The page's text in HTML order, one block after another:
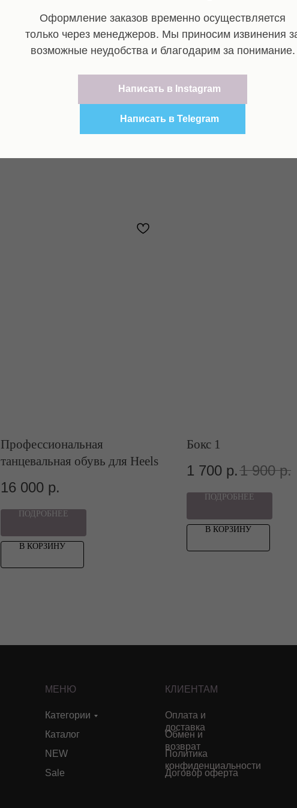
Оформление заказов временно осуществляется
только через менеджеров. Мы приносим извинения
возможные неудобства и благодарим за понимание.
Написать в Instagram
Написать в Telegram
Профессиональная
танцевальная обувь для Heels
16 000 р.
ПОДРОБНЕЕ
В КОРЗИНУ
Бокс 1
1 700 р.1 900 р.
ПОДРОБНЕЕ
В КОРЗИНУ
МЕНЮ
Категории
Каталог
NEW
Sale
КЛИЕНТАМ
Оплата и
доставка
Обмен и
возврат
Политика
конфиденциальности
Договор оферта